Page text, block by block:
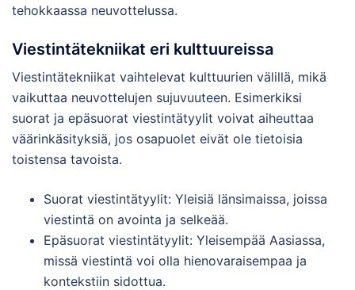
tehokkaassa neuvottelussa.
Viestintätekniikat eri kulttuureissa
Viestintätekniikat vaihtelevat kulttuurien välillä, mikä
vaikuttaa neuvottelujen sujuvuuteen. Esimerkiksi
suorat ja epäsuorat viestintätyylit voivat aiheuttaa
väärinkäsityksiä, jos osapuolet eivät ole tietoisia
toistensa tavoista.
Suorat viestintätyylit: Yleisiä länsimaissa, joissa
viestintä on avointa ja selkeää.
Epäsuorat viestintätyylit: Yleisempää Aasiassa,
missä viestintä voi olla hienovaraisempaa ja
kontekstiin sidottua.